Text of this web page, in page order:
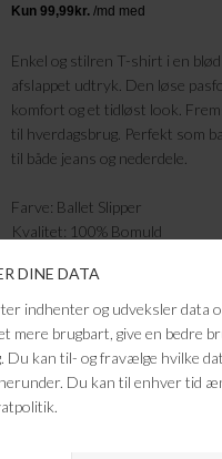
Enkel og stilren T-shirt i en
afslappet udtryk. Den løse
komfort og et tidløst look.
til hverdagsbrug. Perfekt som
til både jeans og nederdele.
Farve: Ballet Slipper
Kvalitet: 100% Bomuld
FRAGTFRI LEVERING
14 DAGES RETURRET
KUNDESERVICE